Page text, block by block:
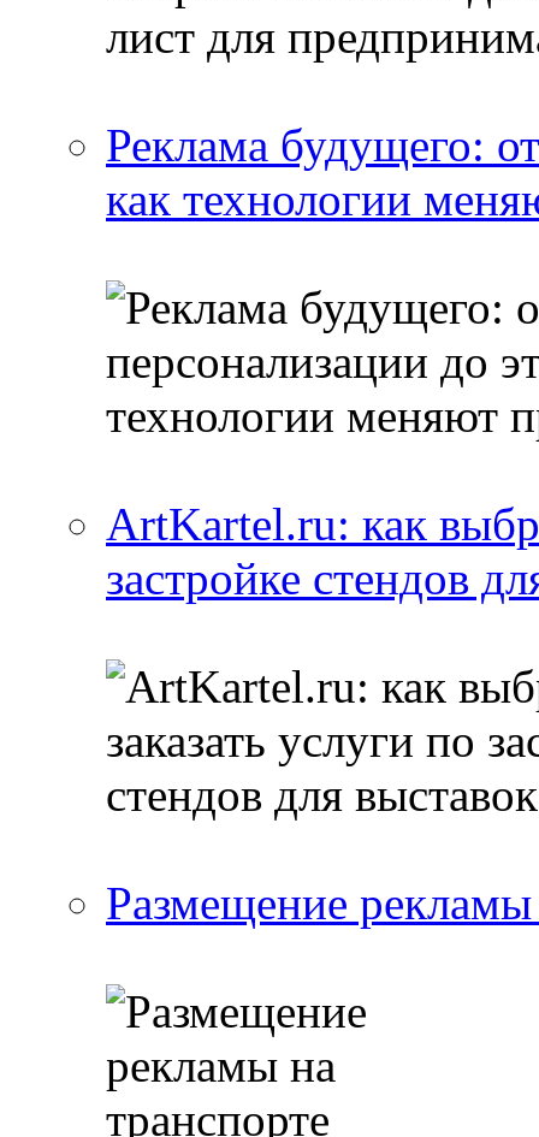
Реклама будущего:
как технологии
ArtKartel.ru: как
застройке стендов
Размещение рекламы